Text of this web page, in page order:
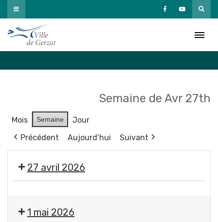
Passer
au
contenu
Semaine de Avr 27th
Mois Semaine
Jour
Précédent
Aujourd’hui Suivant
27 avril 2026
Éclosions
1 mai 2026